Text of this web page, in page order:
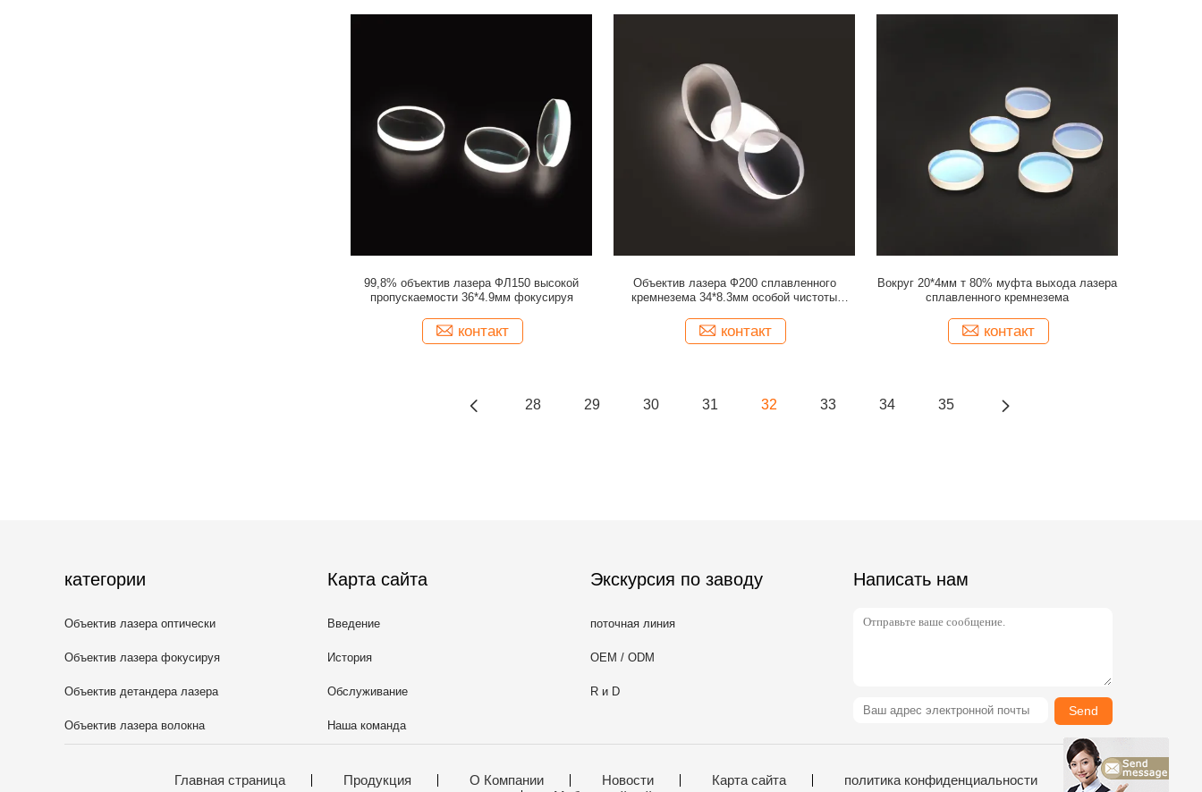
99,8% объектив лазера ФЛ150 высокой
пропускаемости 36*4.9мм фокусируя
контакт
Объектив лазера Ф200 сплавленного
кремнезема 34*8.3мм особой чистоты
контакт
Вокруг 20*4мм т 80% муфта выхода лазера
сплавленного кремнезема
контакт
28 29 30 31 32 33 34 35
категории
Объектив лазера оптически
Объектив лазера фокусируя
Объектив детандера лазера
Объектив лазера волокна
Карта сайта
Введение
История
Обслуживание
Наша команда
Экскурсия по заводу
поточная линия
OEM / ODM
R и D
Написать нам
Send
Главная страница Продукция О Компании Новости Карта сайта
политика конфиденциальности